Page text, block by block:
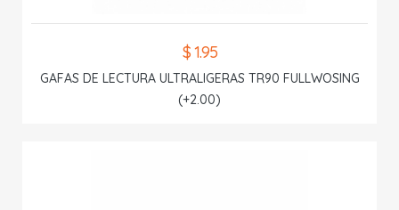
$ 1.95
GAFAS DE LECTURA ULTRALIGERAS TR90 FULLWOSING
(+2.00)